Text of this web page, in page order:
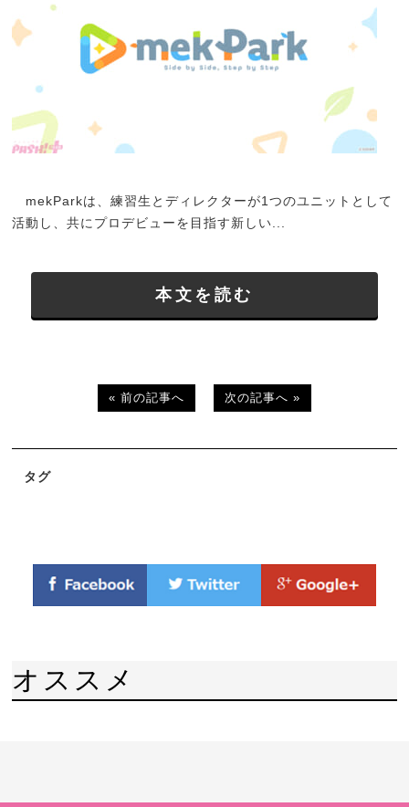
mekParkは、練習生とディレクターが1つのユニットとして
活動し、共にプロデビューを目指す新しい...
本文を読む
« 前の記事へ 次の記事へ »
タグ
オススメ